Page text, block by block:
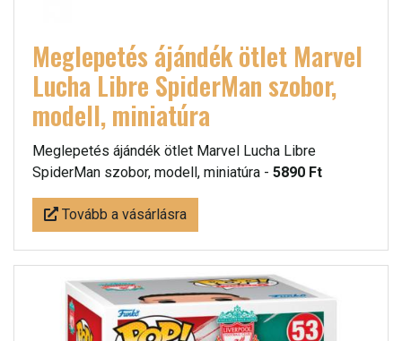
Meglepetés ájándék ötlet Marvel
Lucha Libre SpiderMan szobor,
modell, miniatúra
Meglepetés ájándék ötlet Marvel Lucha Libre
SpiderMan szobor, modell, miniatúra - 5890 Ft
Tovább a vásárlásra